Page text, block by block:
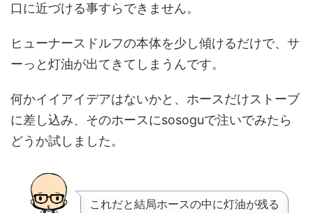
口に近づける事すらできません。
ヒューナースドルフの本体を少し傾けるだけで、サ
ーっと灯油が出てきてしまうんです。
何かイイアイデアはないかと、ホースだけストーブ
に差し込み、そのホースにsosoguで注いでみたら
どうか試しました。
これだと結局ホースの中に灯油が残る